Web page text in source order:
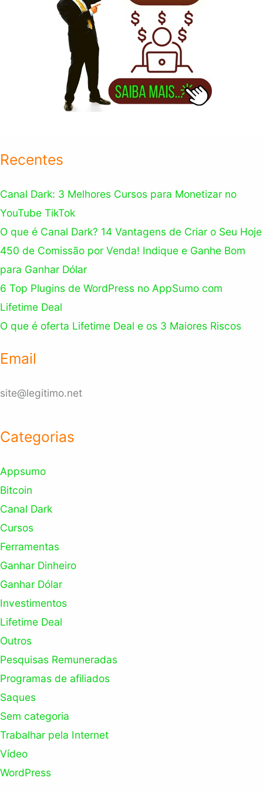
Recentes
Canal Dark: 3 Melhores Cursos para Monetizar no
YouTube TikTok
O que é Canal Dark? 14 Vantagens de Criar o Seu Hoje
450 de Comissão por Venda! Indique e Ganhe Bom
para Ganhar Dólar
6 Top Plugins de WordPress no AppSumo com
Lifetime Deal
O que é oferta Lifetime Deal e os 3 Maiores Riscos
Email
site@legitimo.net
Categorias
Appsumo
Bitcoin
Canal Dark
Cursos
Ferramentas
Ganhar Dinheiro
Ganhar Dólar
Investimentos
Lifetime Deal
Outros
Pesquisas Remuneradas
Programas de afiliados
Saques
Sem categoria
Trabalhar pela Internet
Vídeo
WordPress